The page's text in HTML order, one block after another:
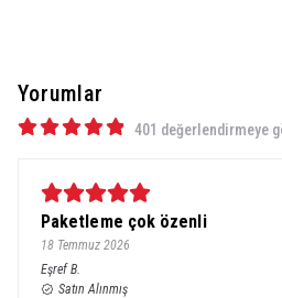
Yorumlar
401 değerlendirmeye
Paketleme çok özenli
18 Temmuz 2026
Eşref B.
Satın Alınmış